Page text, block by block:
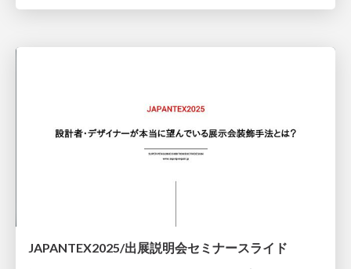
JAPANTEX2025/出展説明会セミナースライド